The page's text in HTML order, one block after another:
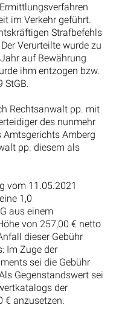
im Verkehr geführt.
Strafbefehls
Verurteilte wurde zu
auf Bewährung
ihm entzogen bzw.
StGB.
Rechtsanwalt pp. mit
des nunmehr
Amberg
pp. diesem als
vom 11.05.2021
1,0
aus einem
von 257,00 € netto
dieser Gebühr
Im Zuge der
sei die Gebühr
Gegenstandswert sei
der
€ anzusetzen.